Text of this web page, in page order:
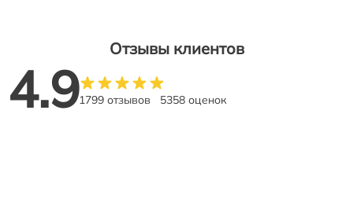
Отзывы клиентов
4.91799 отзывов 5358 оценок